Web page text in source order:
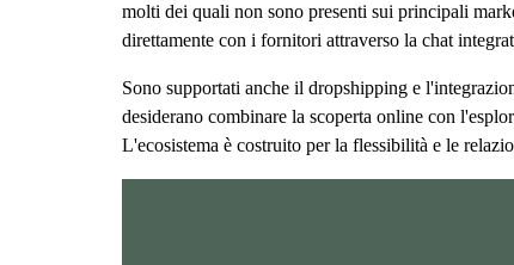
molti dei quali non sono presenti sui principali
direttamente con i fornitori attraverso la chat
Sono supportati anche il dropshipping e
desiderano combinare la scoperta online con
L'ecosistema è costruito per la flessibilità e le